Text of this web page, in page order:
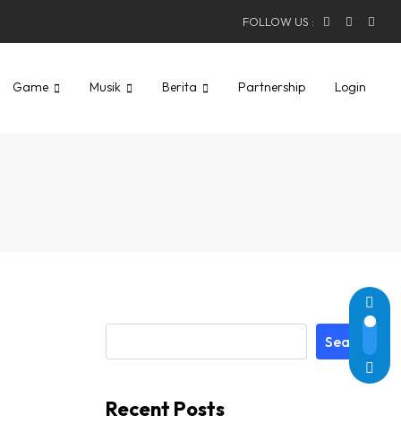
FOLLOW US :
Game Musik Berita Partnership Login
Search
Recent Posts